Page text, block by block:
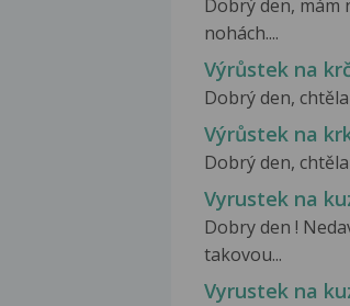
Dobrý den,
nohách....
Výrůstek na
Dobrý den,
Výrůstek na
Dobrý den,
Vyrustek na
Dobry den !
takovou...
Vyrustek na